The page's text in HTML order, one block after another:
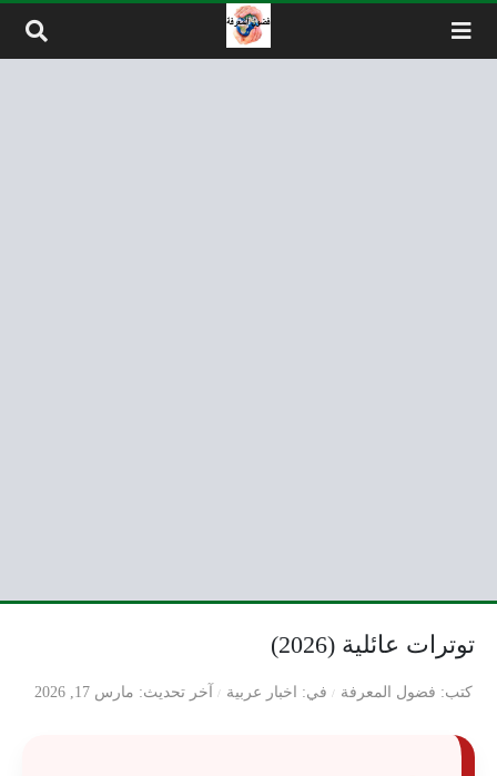
توترات عائلية (2026)
كتب فضول المعرفة في اخبار عربية آخر تحديث مارس 17, 2026